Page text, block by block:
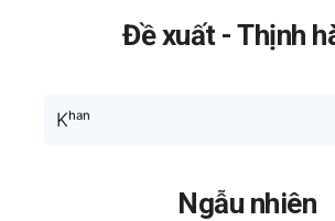
Đề xuất - Thịnh
Kʰᵃⁿ
Ngẫu nhiên